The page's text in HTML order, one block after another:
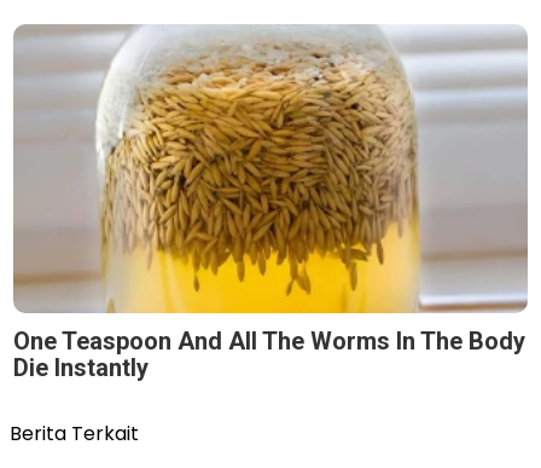
One Teaspoon And All The Worms In The Body
Die Instantly
Berita Terkait